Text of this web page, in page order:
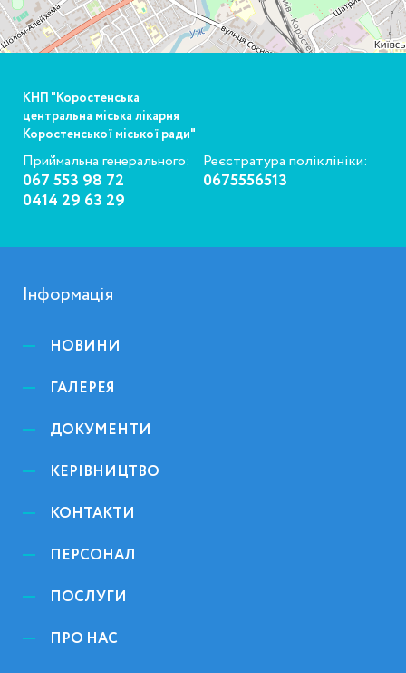
КНП "Коростенська
центральна міська лікарня
Коростенської міської ради"
Приймальна генерального:
067 553 98 72
0414 29 63 29
Реєстратура поліклініки:
0675556513
Інформація
НОВИНИ
ГАЛЕРЕЯ
ДОКУМЕНТИ
КЕРІВНИЦТВО
КОНТАКТИ
ПЕРСОНАЛ
ПОСЛУГИ
ПРО НАС